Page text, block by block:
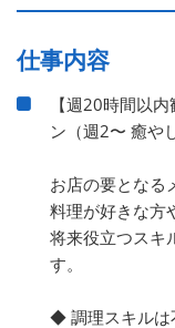
仕事内容
【週20時間以
ン（週2〜 癒や
お店の要となる
料理が好きな方
将来役立つスキ
す。
◆ 調理スキルは